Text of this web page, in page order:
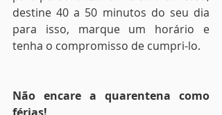
destine 40 a 50 minutos do seu dia
para isso, marque um horário e
tenha o compromisso de cumpri-lo.
Não encare a quarentena como